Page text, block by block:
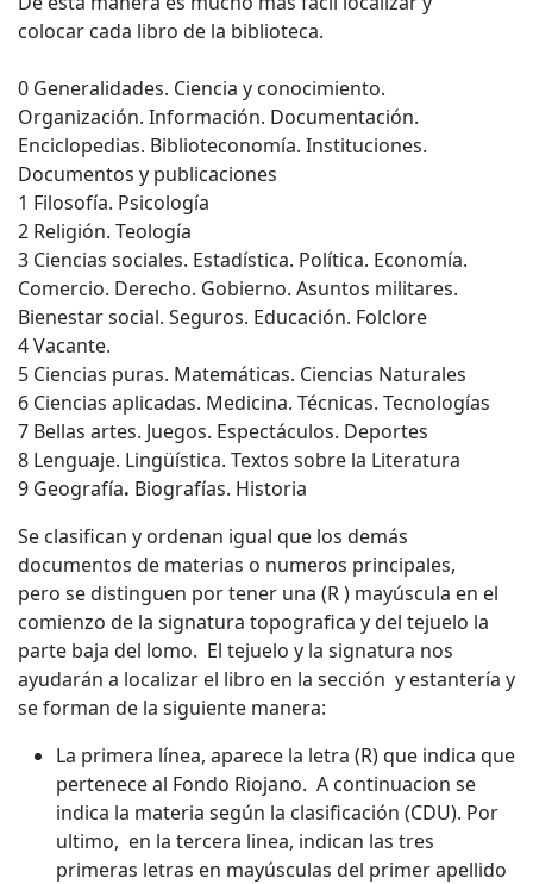
colocar cada libro de la biblioteca.
0 Generalidades. Ciencia y conocimiento.
Organización. Información. Documentación.
Enciclopedias. Biblioteconomía. Instituciones.
Documentos y publicaciones
1 Filosofía. Psicología
2 Religión. Teología
3 Ciencias sociales. Estadística. Política. Economía.
Comercio. Derecho. Gobierno. Asuntos militares.
Bienestar social. Seguros. Educación. Folclore
4 Vacante.
5 Ciencias puras. Matemáticas. Ciencias Naturales
6 Ciencias aplicadas. Medicina. Técnicas. Tecnologías
7 Bellas artes. Juegos. Espectáculos. Deportes
8 Lenguaje. Lingüística. Textos sobre la Literatura
9 Geografía. Biografías. Historia
Se clasifican y ordenan igual que los demás
documentos de materias o numeros principales,
pero se distinguen por tener una (R ) mayúscula en el
comienzo de la signatura topografica y del tejuelo la
parte baja del lomo. El tejuelo y la signatura nos
ayudarán a localizar el libro en la sección y estantería y
se forman de la siguiente manera:
La primera línea, aparece la letra (R) que indica que
pertenece al Fondo Riojano. A continuacion se
indica la materia según la clasificación (CDU). Por
ultimo, en la tercera linea, indican las tres
primeras letras en mayúsculas del primer apellido